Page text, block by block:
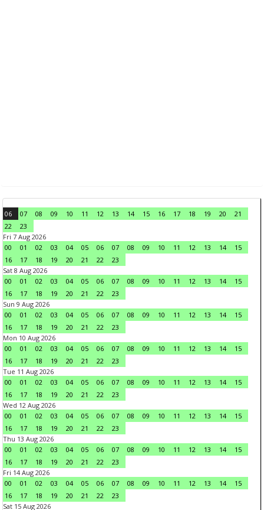
06 07 08 09 10 11 12 13 14 15 16 17 18 19 20
21
22
23
Fri 7 Aug 2026
00
01 02 03 04 05 06 07 08 09 10 11 12 13 14
15
16
17 18 19 20 21 22
23
Sat 8 Aug 2026
00
01 02 03 04 05 06 07 08 09 10 11 12 13 14
15
16
17 18 19 20 21 22
23
Sun 9 Aug 2026
00
01 02 03 04 05 06 07 08 09 10 11 12 13 14
15
16
17 18 19 20 21 22
23
Mon 10 Aug 2026
00
01 02 03 04 05 06 07 08 09 10 11 12 13 14
15
16
17 18 19 20 21 22
23
Tue 11 Aug 2026
00
01 02 03 04 05 06 07 08 09 10 11 12 13 14
15
16
17 18 19 20 21 22
23
Wed 12 Aug 2026
00
01 02 03 04 05 06 07 08 09 10 11 12 13 14
15
16
17 18 19 20 21 22
23
Thu 13 Aug 2026
00
01 02 03 04 05 06 07 08 09 10 11 12 13 14
15
16
17 18 19 20 21 22
23
Fri 14 Aug 2026
00
01 02 03 04 05 06 07 08 09 10 11 12 13 14
15
16
17 18 19 20 21 22
23
Sat 15 Aug 2026